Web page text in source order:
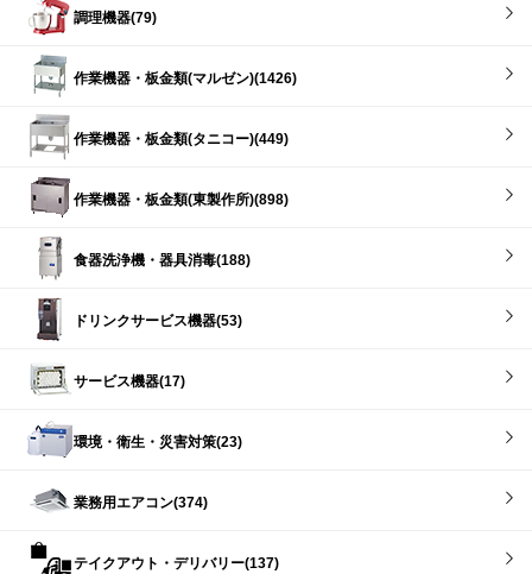
調理機器(79)
作業機器・板金類(マルゼン)(1426)
作業機器・板金類(タニコー)(449)
作業機器・板金類(東製作所)(898)
食器洗浄機・器具消毒(188)
ドリンクサービス機器(53)
サービス機器(17)
環境・衛生・災害対策(23)
業務用エアコン(374)
テイクアウト・デリバリー(137)